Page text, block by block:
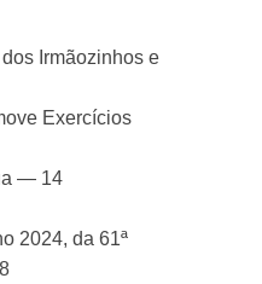
Irmãozinhos e
Exercícios
— 14
2024, da 61ª